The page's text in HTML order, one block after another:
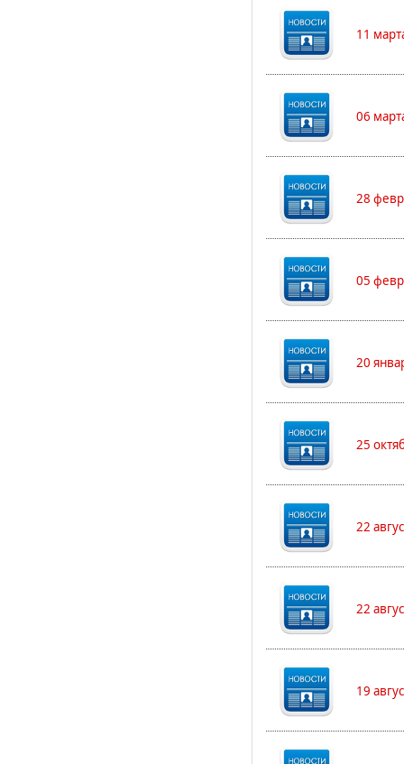
11
06
28
05
20
25
22
22
19